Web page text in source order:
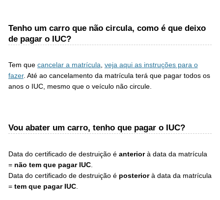
Tenho um carro que não circula, como é que deixo
de pagar o IUC?
Tem que cancelar a matrícula, veja aqui as instruções para o
fazer. Até ao cancelamento da matrícula terá que pagar todos os
anos o IUC, mesmo que o veículo não circule.
Vou abater um carro, tenho que pagar o IUC?
Data do certificado de destruição é anteriorà data da matrícula
= não tem que pagar IUC.
Data do certificado de destruição é posteriorà data da matrícula
= tem que pagar IUC.